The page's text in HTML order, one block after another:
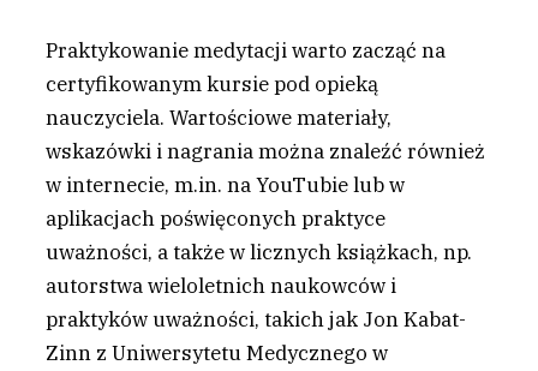
Praktykowanie medytacji warto zacząć na
certyfikowanym kursie pod opieką
nauczyciela. Wartościowe materiały,
wskazówki i nagrania można znaleźć również
w internecie, m.in. na YouTubie lub w
aplikacjach poświęconych praktyce
uważności, a także w licznych książkach, np.
autorstwa wieloletnich naukowców i
praktyków uważności, takich jak Jon Kabat-
Zinn z Uniwersytetu Medycznego w